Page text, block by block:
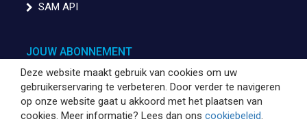
SAM API
JOUW ABONNEMENT
Factuurgegevens
SAM opzeggen
Deze website maakt gebruik van cookies om uw
gebruikerservaring te verbeteren. Door verder te navigeren
op onze website gaat u akkoord met het plaatsen van
cookies. Meer informatie? Lees dan ons cookiebeleid.